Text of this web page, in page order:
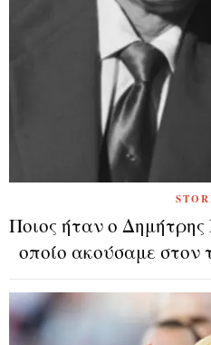
Ποιος ήταν ο
οποίο ακούσαμε στον